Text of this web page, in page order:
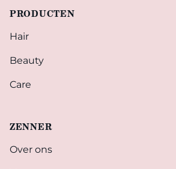
PRODUCTEN
Hair
Beauty
Care
ZENNER
Over ons